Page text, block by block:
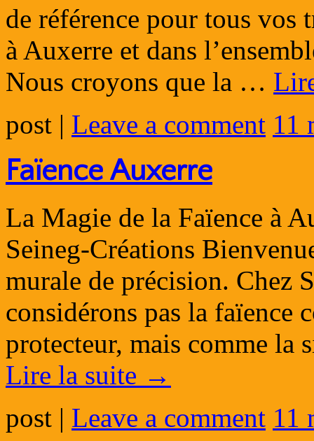
de référence pour tous vos
à Auxerre et dans
Nous croyons que la …
post | Leave a comment 11
Faïence Auxerre
La Magie de la Faïence à
Seineg-Créations
murale de précision. Chez
considérons pas la faïence
protecteur, mais comme la
Lire la suite →
post | Leave a comment 11